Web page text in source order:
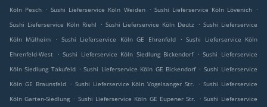
Köln Pesch . Sushi Lieferservice Köln Weiden . Sushi Lieferservice Köln Lövenich .
Sushi Lieferservice Köln Riehl
. Sushi Lieferservice Köln Deutz . Sushi Lieferservice
Köln Mülheim
. Sushi Lieferservice Köln GE Ehrenfeld . Sushi Lieferservice Köln
Ehrenfeld-West
. Sushi Lieferservice Köln Siedlung Bickendorf . Sushi Lieferservice
Köln Siedlung Takufeld . Sushi Lieferservice Köln GE Bickendorf . Sushi Lieferservice
Köln GE Braunsfeld . Sushi Lieferservice Köln Vogelsanger Str. . Sushi Lieferservice
Köln Garten-Siedlung . Sushi Lieferservice Köln GE Eupener Str. . Sushi Lieferservice